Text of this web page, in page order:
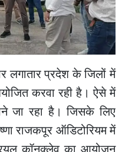
लगातार प्रदेश के जिलों में
करवा रही है। ऐसे में
जा रहा है। जिसके लिए
राजकपूर ऑडिटोरियम में
कॉनक्लेव का आयोजन